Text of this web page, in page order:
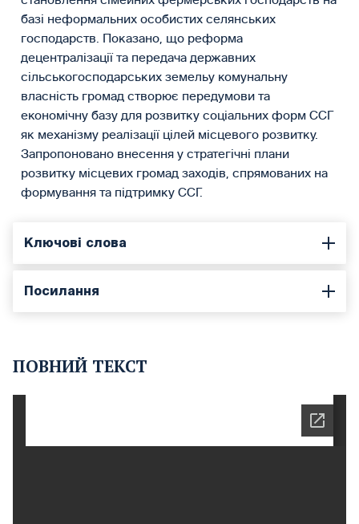
базі неформальних особистих селянських
господарств. Показано, що реформа
децентралізації та передача державних
сільськогосподарських земельу комунальну
власність громад створює передумови та
економічну базу для розвитку соціальних форм ССГ
як механізму реалізації цілей місцевого розвитку.
Запропоновано внесення у стратегічні плани
розвитку місцевих громад заходів, спрямованих на
формування та підтримку ССГ.
Ключові слова
Посилання
ПОВНИЙ ТЕКСТ